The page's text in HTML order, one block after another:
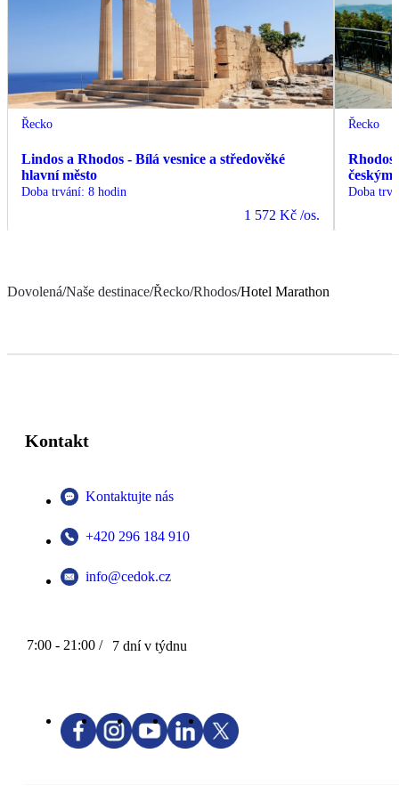
Řecko
Lindos a Rhodos - Bílá vesnice a středověké
hlavní město
Doba trvání: 8 hodin
1 572 Kč /os.
Řecko
Rhodos
českým
Doba
Dovolená/Naše destinace/Řecko/Rhodos/Hotel Marathon
Kontakt
Kontaktujte nás
+420 296 184 910
info@cedok.cz
7:00 - 21:00 / 7 dní v týdnu